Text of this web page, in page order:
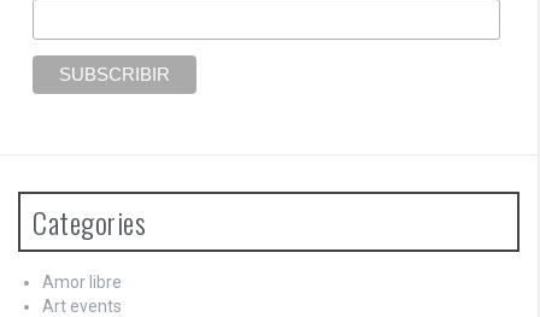
Categories
Amor libre
Art events